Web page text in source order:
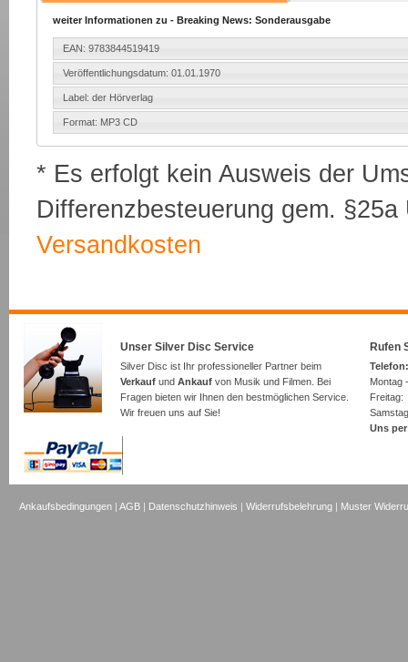
weiter Informationen zu - Breaking News: Sonderausgabe
EAN: 9783844519419
Veröffentlichungsdatum: 01.01.1970
Label: der Hörverlag
Format: MP3 CD
* Es erfolgt kein Ausweis der
Differenzbesteuerung gem.
Versandkosten
Unser Silver Disc Service
Silver Disc ist Ihr professioneller Partner beim
Verkauf und Ankauf von Musik und Filmen. Bei
Fragen bieten wir Ihnen den bestmöglichen Service.
Wir freuen uns auf Sie!
Rufen
Montag
Uns
Ankaufsbedingungen |AGB | Datenschutzhinweis |Widerrufsbelehrung | Muster